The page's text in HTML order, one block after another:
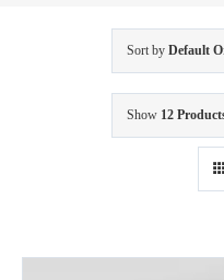
Sort by Default
Show 12